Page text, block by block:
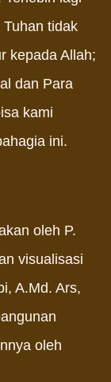
tidak
kepada Allah;
dan Para
kami
ini.
oleh P.
visualisasi
A.Md. Ars,
oleh